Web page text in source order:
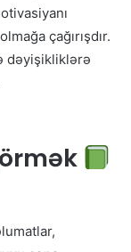
çağırışdır.
dəyişikliklərə